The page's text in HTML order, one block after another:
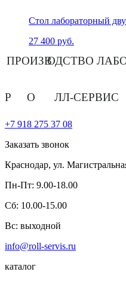
Стол лабораторный
27 400 руб.
Р О ЛЛ-СЕРВИС
ПРОИЗВОДСТВО
+7 918 275 37 08
Заказать звонок
Краснодар, ул.
Пн-Пт: 9.00-18.00
Сб: 10.00-15.00
Вс: выходной
info@roll-servis.ru
каталог